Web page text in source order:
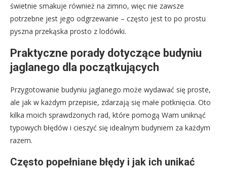
świetnie smakuje również na zimno, więc nie zawsze
potrzebne jest jego odgrzewanie – często jest to po prostu
pyszna przekąska prosto z lodówki.
Praktyczne porady dotyczące budyniu
jaglanego dla początkujących
Przygotowanie budyniu jaglanego może wydawać się proste,
ale jak w każdym przepisie, zdarzają się małe potknięcia. Oto
kilka moich sprawdzonych rad, które pomogą Wam uniknąć
typowych błędów i cieszyć się idealnym budyniem za każdym
razem.
Często popełniane błędy i jak ich unikać